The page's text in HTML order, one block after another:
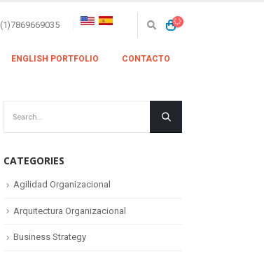
(1)7869669035
ENGLISH PORTFOLIO CONTACTO
CATEGORIES
Agilidad Organizacional
Arquitectura Organizacional
Business Strategy